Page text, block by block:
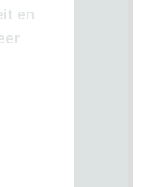
en